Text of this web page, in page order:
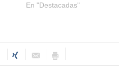
En "Destacadas"